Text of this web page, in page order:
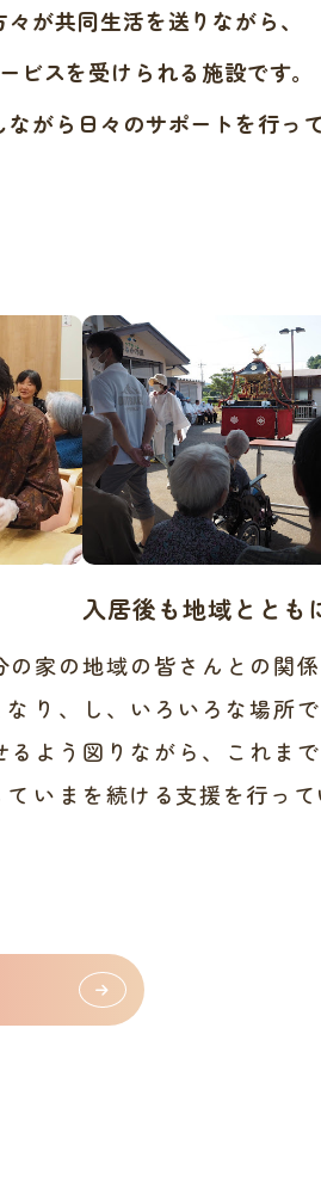
が共同生活を送りながら、
ビスを受けられる施設です。
がら日々のサポートを行って
の家の
り、
よう
いま
入居後も地域ととも
地域の皆さんとの関
し、いろいろな場所
図りながら、これま
を続ける支援を行って